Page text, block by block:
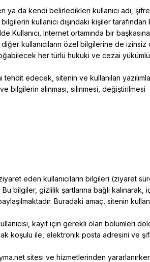
ya da kendi belirledikleri kullanıcı adı,
kullanıcı dışındaki kişiler
Kullanıcı, Internet ortamında bir
kullanıcıların özel bilgilerine de
her türlü hukuki ve cezai
edecek, sitenin ve kullanılan
ve bilgilerin alınması, silinmesi, değiştirilmesi
eden kullanıcıların bilgileri (ziyaret
bilgiler, gizlilik şartlarına bağlı
Buradaki amaç, sitenin
kayıt için gerekli olan bölümleri
koşulu ile, elektronik posta adresini ve
sitesi ve hizmetlerinden